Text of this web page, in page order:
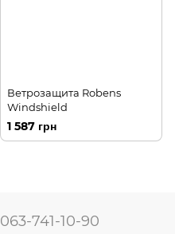
Ветрозащита Robens
Windshield
1 587 грн
063-741-10-90